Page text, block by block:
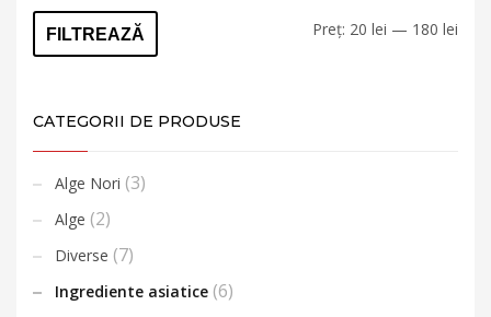
FILTREAZĂ Preț: 20 lei — 180 lei
CATEGORII DE PRODUSE
Alge Nori (3)
Alge (2)
Diverse (7)
Ingrediente asiatice (6)